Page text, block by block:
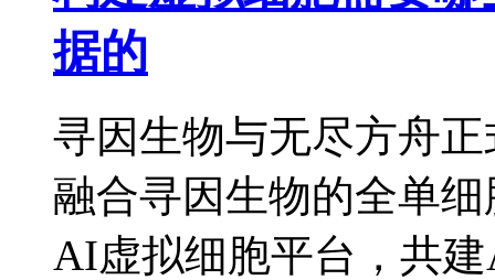
据的
寻因生物与无尽方舟
融合寻因生物的全单
AI虚拟细胞平台，共